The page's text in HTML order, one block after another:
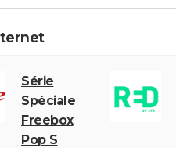
Série
Spéciale
Freebox
Pop S